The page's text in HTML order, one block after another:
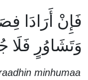
فَإِنْ أَرَادَا
وَتَشَاوُرٍ فَلَا
minhumaa